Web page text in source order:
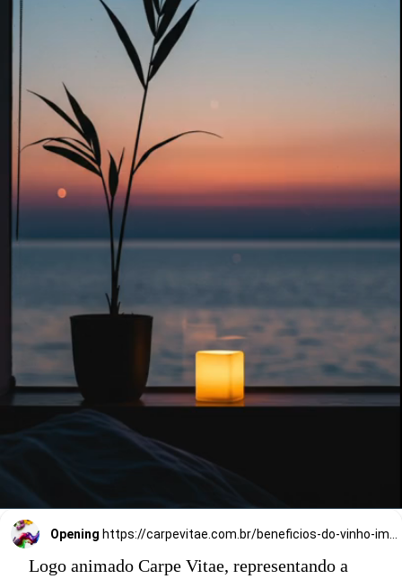
Opening https://carpevitae.com.br/beneficios-do-vinho-impactos-positivos
Logo animado Carpe Vitae, representando a